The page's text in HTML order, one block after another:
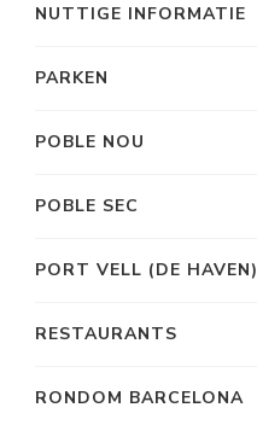
NUTTIGE INFORMATIE
PARKEN
POBLE NOU
POBLE SEC
PORT VELL (DE HAVEN)
RESTAURANTS
RONDOM BARCELONA